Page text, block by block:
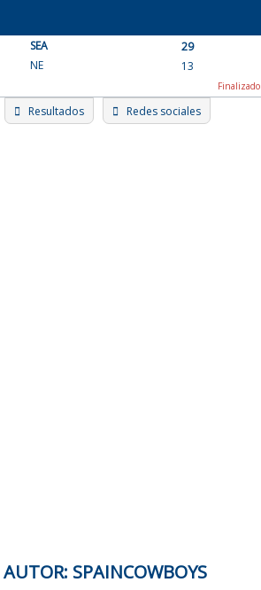
content
SEA
29
NE
13
Finalizado
Resultados Redes sociales
AUTOR: SPAINCOWBOYS